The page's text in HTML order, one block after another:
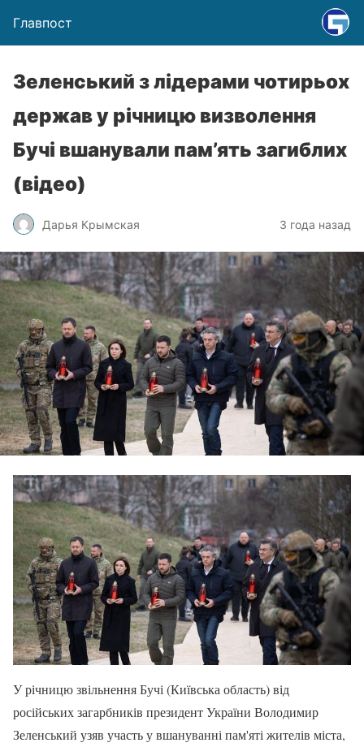
Главпост
Зеленський з лідерами чотирьох
держав у річницю визволення
Бучі вшанували пам’ять загиблих
(відео)
Дарья Крымская 3 года назад
У річницю звільнення Бучі (Київська область) від
російських загарбників президент України Володимир
Зеленський узяв участь у вшануванні пам'яті жителів міста,